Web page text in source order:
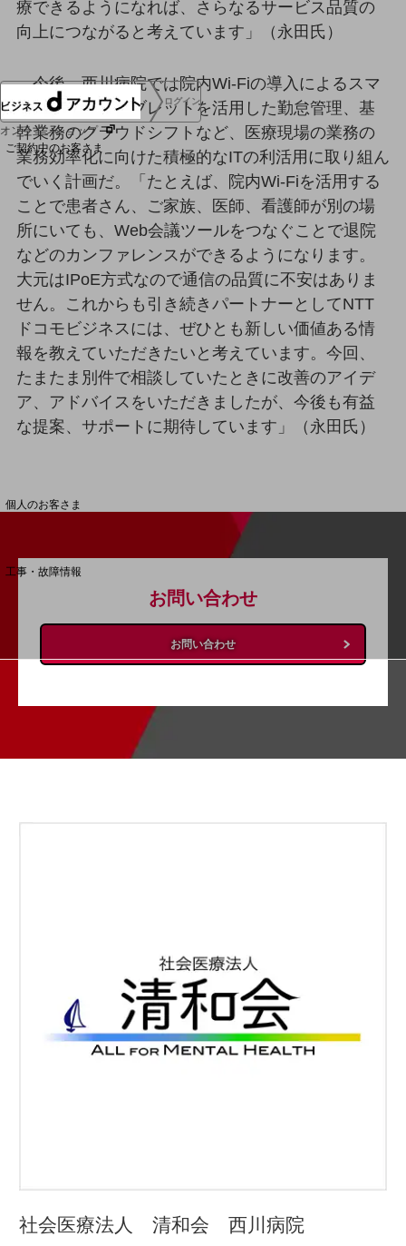
協賛
NTTドコモグループ
ログイン
オンラインショップ
ご契約中のお客さま
サービス別サポート情報
ご契約中サービスの一元管理
Web明細(ビリングステーション)
個人のお客さま
工事・故障情報
療できるようになれば、さらなるサービス品質の
向上につながると考えています」（永田氏）
今後、西川病院では院内Wi-Fiの導入によるスマ
ートフォン、タブレットを活用した勤怠管理、基
幹業務のクラウドシフトなど、医療現場の業務の
業務効率化に向けた積極的なITの利活用に取り組ん
でいく計画だ。「たとえば、院内Wi-Fiを活用する
ことで患者さん、ご家族、医師、看護師が別の場
所にいても、Web会議ツールをつなぐことで退院
などのカンファレンスができるようになります。
大元はIPoE方式なので通信の品質に不安はありま
せん。これからも引き続きパートナーとしてNTT
ドコモビジネスには、ぜひとも新しい価値ある情
報を教えていただきたいと考えています。今回、
たまたま別件で相談していたときに改善のアイデ
ア、アドバイスをいただきましたが、今後も有益
な提案、サポートに期待しています」（永田氏）
お問い合わせ
お問い合わせ
社会医療法人 清和会 西川病院